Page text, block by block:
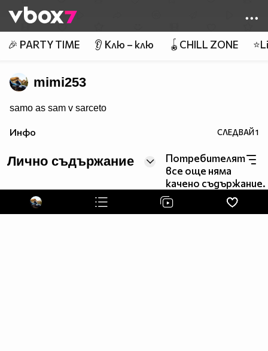
👾
🎉 PARTY TIME 👂 Клю – клю 🪀CHILL ZONE
mimi253
samo as sam v sarceto
Инфо СЛЕДВАЙ1
Лично съдържание
Потребителят
все още няма
качено съдържание.